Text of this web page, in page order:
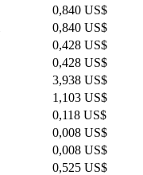
0,840 US$
0,840 US$
0,428 US$
0,428 US$
3,938 US$
1,103 US$
0,118 US$
0,008 US$
0,008 US$
0,525 US$